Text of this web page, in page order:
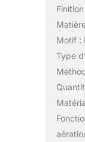
Motif :
Type